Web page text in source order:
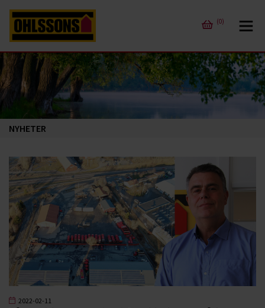
(0)
NYHETER
2022-02-11